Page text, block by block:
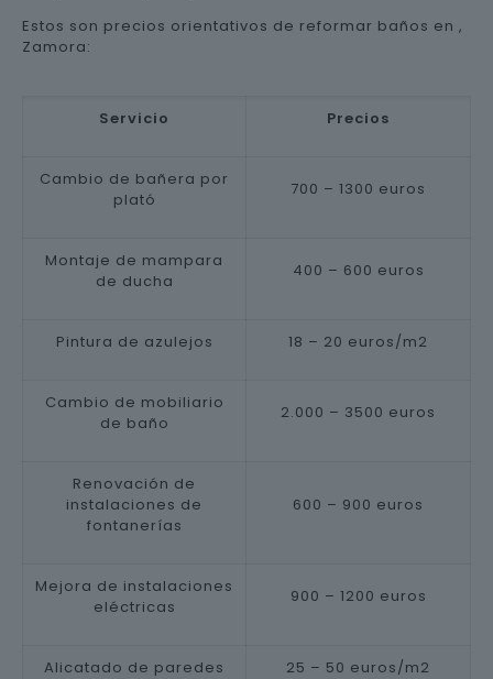
Estos son precios orientativos de reformar baños en ,
Zamora:
Servicio Precios
Cambio de bañera por
plató
700 – 1300 euros
Montaje de mampara
de ducha
400 – 600 euros
Pintura de azulejos 18 – 20 euros/m2
Cambio de mobiliario
de baño
2.000 – 3500 euros
Renovación de
instalaciones de
fontanerías
600 – 900 euros
Mejora de instalaciones
eléctricas
900 – 1200 euros
Alicatado de paredes 25 – 50 euros/m2